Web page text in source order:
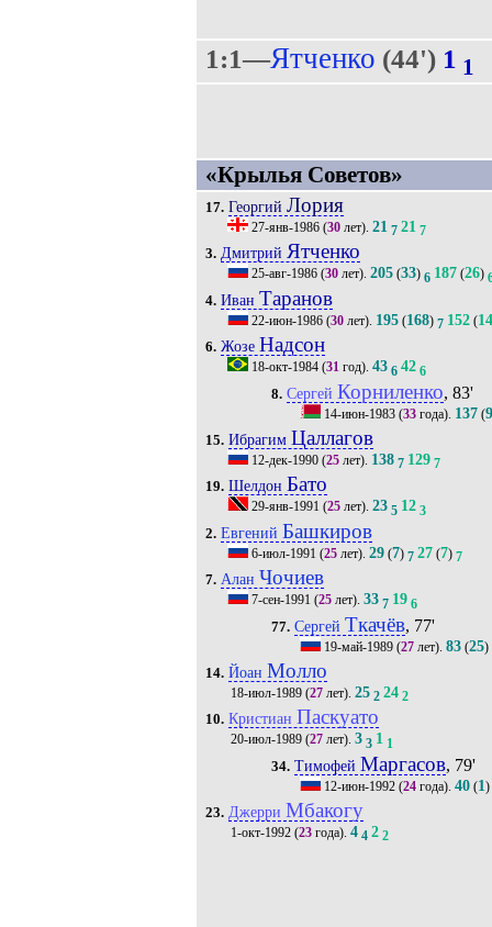
1:1—Ятченко (44') 1 1
«Крылья Советов»
17. Георгий Лория
27-янв-1986(30лет). 21 7 21 7
3. Дмитрий Ятченко
25-авг-1986(30лет). 205(33) 6 187(26)
4. Иван Таранов
22-июн-1986(30лет). 195(168) 7 152(
6. Жозе Надсон
18-окт-1984(31год). 43 6 42 6
8. Сергей Корниленко, 83'
14-июн-1983 (33 года). 137 (
15. Ибрагим Цаллагов
12-дек-1990(25лет). 138 7 129 7
19. Шелдон Бато
29-янв-1991 (25лет). 23 5 12 3
2. Евгений Башкиров
6-июл-1991 (25лет). 29(7) 7 27(7) 7
7. Алан Чочиев
7-сен-1991 (25лет). 33 7 19 6
77. Сергей Ткачёв, 77'
19-май-1989 (27 лет).83 (25)
14. Йоан Молло
18-июл-1989(27лет). 25 2 24 2
10. Кристиан Паскуато
20-июл-1989(27лет). 3 3 1 1
34. Тимофей Маргасов, 79'
12-июн-1992 (24 года).40 (1)
23. Джерри Мбакогу
1-окт-1992(23года). 4 4 2 2